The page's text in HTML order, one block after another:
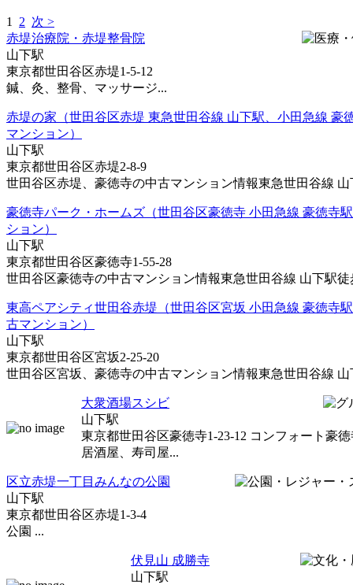
1 2 次 >
赤堤治療院・赤堤整骨院
山下駅
東京都世田谷区赤堤1-5-12
鍼、灸、整骨、マッサージ...
赤堤の家（世田谷区赤堤 東急世田谷線 山下駅、小田急線 豪
マンション）
山下駅
東京都世田谷区赤堤2-8-9
世田谷区赤堤、豪徳寺の中古マンション情報東急世田谷線 山
豪徳寺パーク・ホームズ（世田谷区豪徳寺 小田急線 豪徳寺
ション）
山下駅
東京都世田谷区豪徳寺1-55-28
世田谷区豪徳寺の中古マンション情報東急世田谷線 山下駅徒
東高ペアシティ世田谷赤堤（世田谷区宮坂 小田急線 豪徳寺
古マンション）
山下駅
東京都世田谷区宮坂2-25-20
世田谷区宮坂、豪徳寺の中古マンション情報東急世田谷線 山
大衆酒場スシビ
山下駅
東京都世田谷区豪徳寺1-23-12 コンフォート豪徳
居酒屋、寿司屋...
区立赤堤一丁目みんなの公園
山下駅
東京都世田谷区赤堤1-3-4
公園 ...
伏見山 成勝寺
山下駅